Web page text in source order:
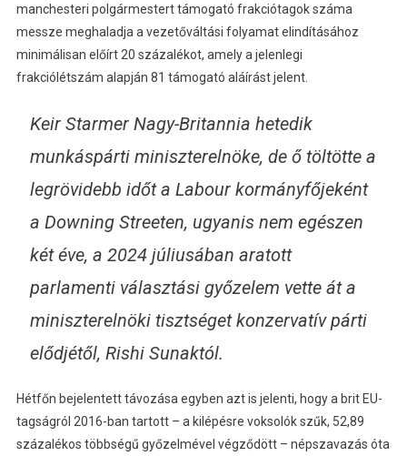
manchesteri polgármestert támogató frakciótagok száma
messze meghaladja a vezetőváltási folyamat elindításához
minimálisan előírt 20 százalékot, amely a jelenlegi
frakciólétszám alapján 81 támogató aláírást jelent.
Keir Starmer Nagy-Britannia hetedik
munkáspárti miniszterelnöke, de ő töltötte a
legrövidebb időt a Labour kormányfőjeként
a Downing Streeten, ugyanis nem egészen
két éve, a 2024 júliusában aratott
parlamenti választási győzelem vette át a
miniszterelnöki tisztséget konzervatív párti
elődjétől, Rishi Sunaktól.
Hétfőn bejelentett távozása egyben azt is jelenti, hogy a brit EU-
tagságról 2016-ban tartott – a kilépésre voksolók szűk, 52,89
százalékos többségű győzelmével végződött – népszavazás óta